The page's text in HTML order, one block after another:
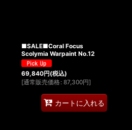
■SALE■Coral Focus
Scolymia Warpaint No.12
69,840円(税込)
[通常販売価格 : 87,300円]
カートに入れる